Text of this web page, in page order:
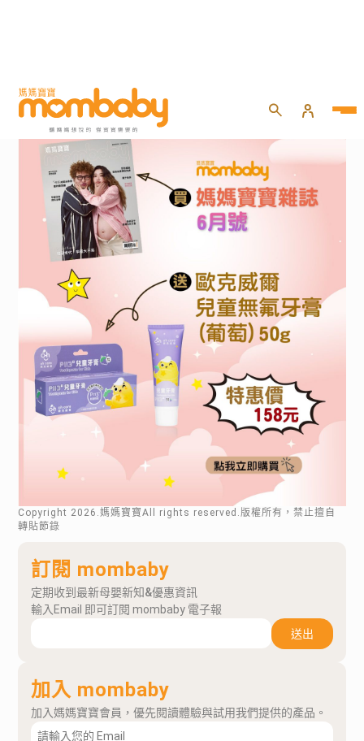
Copyright 2026 .媽媽寶寶All rights reserved.版權所有，禁止擅自
轉貼節錄
訂閱 mombaby
定期收到最新母嬰新知&優惠資訊
輸入Email 即可訂閱 mombaby 電子報
送出
加入 mombaby
加入媽媽寶寶會員，優先閱讀體驗與試用我們提供的產品。